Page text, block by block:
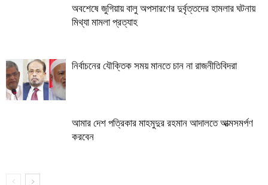
অবশেষে জুগিয়ায় বালু অপসারণের দুর্বৃত্তদের হামলার ঘটনায়
মিথ্যা মামলা প্রত্যাহ
নির্বাচনের যৌক্তিক সময় মানতে চান না রাজনীতিবিদরা
আমার দেশ পত্রিকার মাহমুদুর রহমান আদালতে আত্মসমর্পণ
করবেন